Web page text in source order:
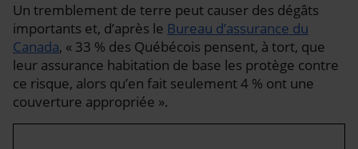
Un tremblement de terre peut causer des dégâts
importants et, d’après le Bureau d’assurance du
Canada, « 33 % des Québécois pensent, à tort, que
leur assurance habitation de base les protège contre
ce risque, alors qu’en fait seulement 4 % ont une
couverture appropriée ».